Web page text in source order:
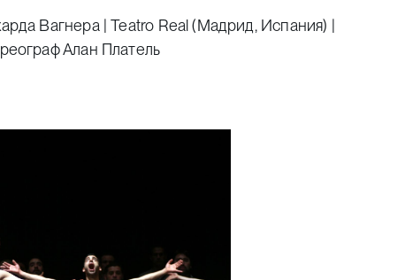
Вагнера | Teatro Real (Мадрид, Испания) |
Алан Платель